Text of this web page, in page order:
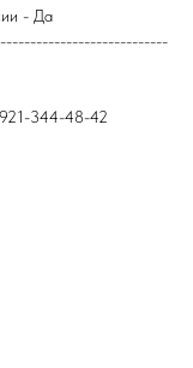
- Да
344-48-42